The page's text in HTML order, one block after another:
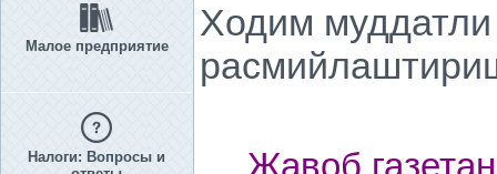
Малое предприятие
Налоги: Вопросы и
Ходим муддатли